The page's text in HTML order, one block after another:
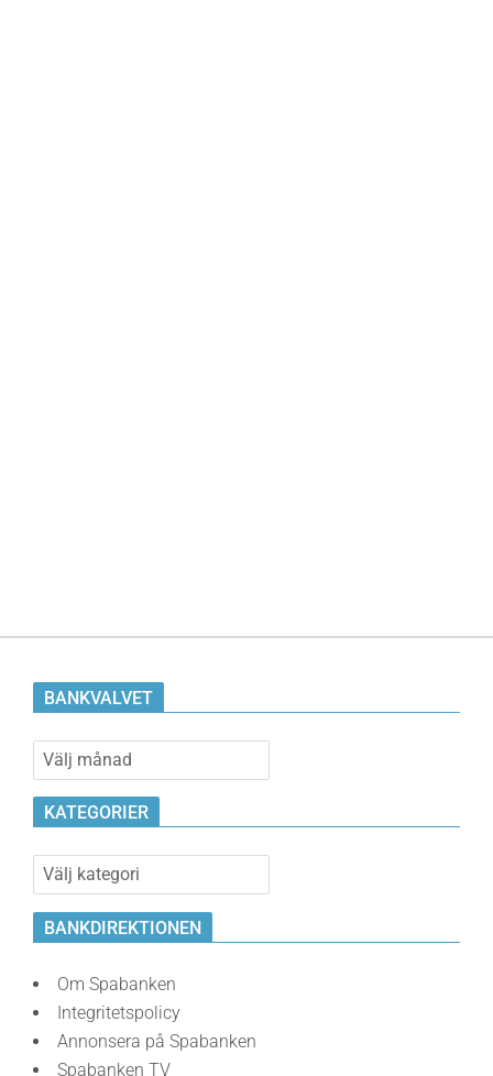
BANKVALVET
Bankvalvet
KATEGORIER
Kategorier
BANKDIREKTIONEN
Om Spabanken
Integritetspolicy
Annonsera på Spabanken
Spabanken TV